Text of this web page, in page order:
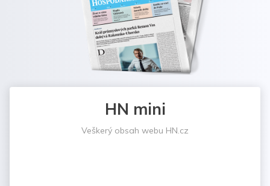
HN mini
Veškerý obsah webu HN.cz